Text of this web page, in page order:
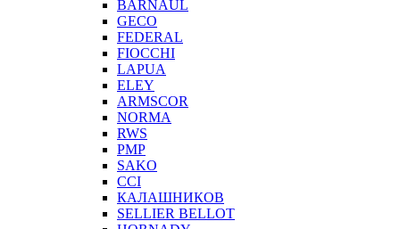
BARNAUL
GEСO
FEDERAL
FIOCCHI
LAPUA
ELEY
ARMSCOR
NORMA
RWS
PMP
SAKO
CCI
КАЛАШНИКОВ
SELLIER BELLOT